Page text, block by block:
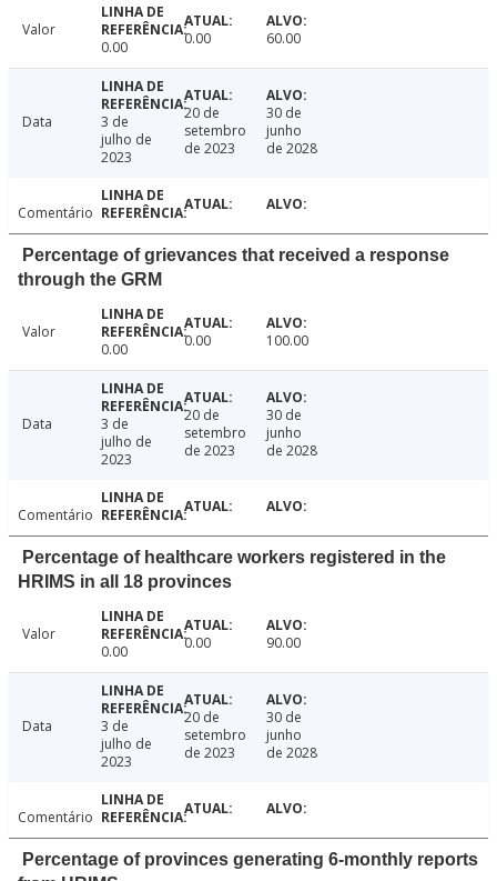
Valor
0.00
0.00 60.00
Data
3 de
julho de
2023
20 de
setembro
de 2023
30 de
junho
de 2028
Comentário
Percentage of grievances that received a response
through the GRM
Valor
0.00
0.00 100.00
Data
3 de
julho de
2023
20 de
setembro
de 2023
30 de
junho
de 2028
Comentário
Percentage of healthcare workers registered in the
HRIMS in all 18 provinces
Valor
0.00
0.00 90.00
Data
3 de
julho de
2023
20 de
setembro
de 2023
30 de
junho
de 2028
Comentário
Percentage of provinces generating 6-monthly reports